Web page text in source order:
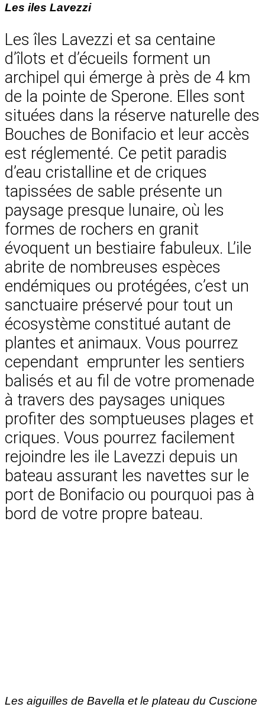
Les iles Lavezzi
Les îles Lavezzi et sa centaine
d’îlots et d’écueils forment un
archipel qui émerge à près de 4 km
de la pointe de Sperone. Elles sont
situées dans la réserve naturelle des
Bouches de Bonifacio et leur accès
est réglementé. Ce petit paradis
d’eau cristalline et de criques
tapissées de sable présente un
paysage presque lunaire, où les
formes de rochers en granit
évoquent un bestiaire fabuleux. L’ile
abrite de nombreuses espèces
endémiques ou protégées, c’est un
sanctuaire préservé pour tout un
écosystème constitué autant de
plantes et animaux. Vous pourrez
cependant emprunter les sentiers
balisés et au fil de votre promenade
à travers des paysages uniques
profiter des somptueuses plages et
criques. Vous pourrez facilement
rejoindre les ile Lavezzi depuis un
bateau assurant les navettes sur le
port de Bonifacio ou pourquoi pas à
bord de votre propre bateau.
Les aiguilles de Bavella et le plateau du Cuscione